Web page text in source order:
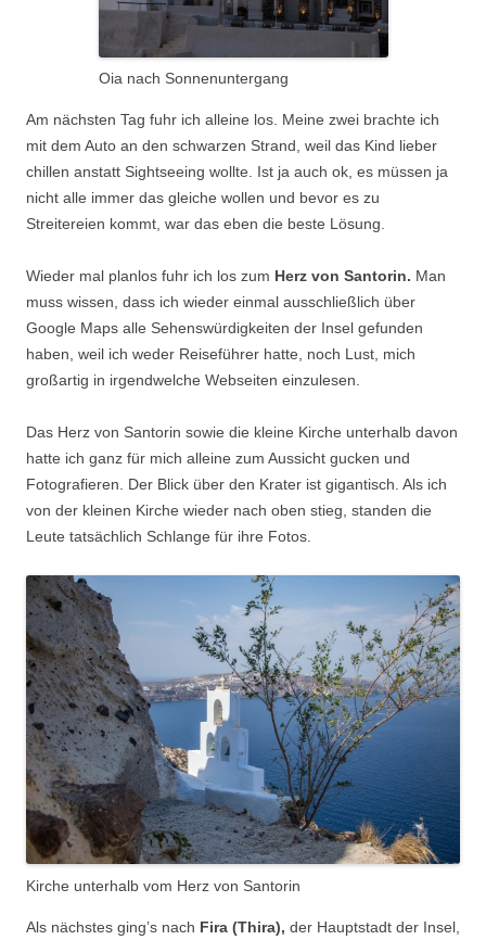
Oia nach Sonnenuntergang
Am nächsten Tag fuhr ich alleine los. Meine zwei brachte ich
mit dem Auto an den schwarzen Strand, weil das Kind lieber
chillen anstatt Sightseeing wollte. Ist ja auch ok, es müssen ja
nicht alle immer das gleiche wollen und bevor es zu
Streitereien kommt, war das eben die beste Lösung.
Wieder mal planlos fuhr ich los zum Herz von Santorin. Man
muss wissen, dass ich wieder einmal ausschließlich über
Google Maps alle Sehenswürdigkeiten der Insel gefunden
haben, weil ich weder Reiseführer hatte, noch Lust, mich
großartig in irgendwelche Webseiten einzulesen.
Das Herz von Santorin sowie die kleine Kirche unterhalb davon
hatte ich ganz für mich alleine zum Aussicht gucken und
Fotografieren. Der Blick über den Krater ist gigantisch. Als ich
von der kleinen Kirche wieder nach oben stieg, standen die
Leute tatsächlich Schlange für ihre Fotos.
Kirche unterhalb vom Herz von Santorin
Als nächstes ging’s nach Fira (Thira), der Hauptstadt der Insel,